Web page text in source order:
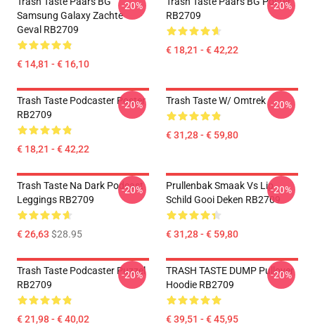
Samsung Galaxy Zachte
Geval RB2709
€ 14,81 - € 16,10
-20%
RB2709
€ 18,21 - € 42,22
-20%
Trash Taste Podcaster Poster
RB2709
€ 18,21 - € 42,22
-20% Trash Taste W/ Omtrek
€ 31,28 - € 59,80
-20%
Trash Taste Na Dark Podcast
Leggings RB2709
€ 26,63 $28.95
-20%
Prullenbak Smaak Vs Lip
Schild Gooi Deken RB2709
€ 31,28 - € 59,80
-20%
Trash Taste Podcaster Puzzel
RB2709
€ 21,98 - € 40,02
-20%
TRASH TASTE DUMP Pullover
Hoodie RB2709
€ 39,51 - € 45,95
-20%